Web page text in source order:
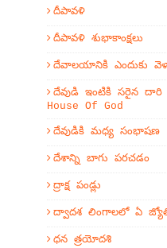
దీపావళి
దీపావళి శుభాకాంక్షలు
దేవాలయానికి ఎందుకు
దేవుడి ఇంటికి సరైన దారి
House Of God
దేవుడికి మధ్య సంభాషణ
దేశాన్ని బాగు పరచడం
ద్రాక్ష పండ్లు
ద్వాదశ లింగాలలో ఏ
ధన త్రయోదశి